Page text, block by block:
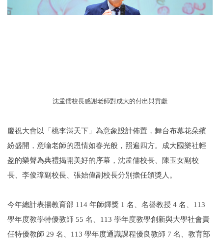
沈孟儒校長感謝老師對成大的付出與貢獻
慶祝大會以「桃李滿天下」為意象設計佈置，舞台布幕花朵繽
紛盛開，意喻老師的恩情如春光般，照遍四方。成大國樂社輕
盈的樂聲為典禮揭開美好的序幕，沈孟儒校長、陳玉女副校
長、李俊璋副校長、張始偉副校長分別擔任頒獎人。
今年總計表揚教育部 114 年師鐸獎 1 名、名譽教授 4 名、113
學年度教學特優教師 55 名、113 學年度教學創新與大學社會責
任特優教師 29 名、113 學年度通識課程優良教師 7 名、教育部